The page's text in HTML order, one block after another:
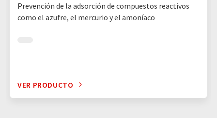
Prevención de la adsorción de compuestos reactivos
como el azufre, el mercurio y el amoníaco
VER PRODUCTO